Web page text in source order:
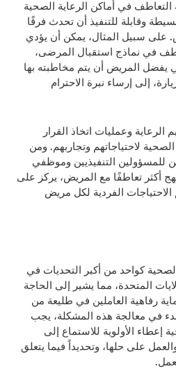
في أماكن الرعاية الصحية
وقابلة للتنفيذ أن تحدث فرقًا
على سبيل المثال، يمكن أن يؤدي
في نماذج استقبال المرضى،
يفضل المريض أن يتم مخاطبته بها
إلى إرساء نبرة الاحترام
وعمليات اتخاذ القرار
لاحتياجاتهم وتجاربهم. ومن
للمسؤولين التنفيذيين وموظفي
أكثر تعاطفًا مع المريض، يركز على
الفردية لكل مريض
كواحد من أكبر التحديات في
المتحدة، مما يشير إلى الحاجة
رفاهية العاملين في طليعة من
في معالجة هذه المشكلة، يجب
الأولوية للاستماع إلى
على حلها، وتحديداً فيما يتعلق